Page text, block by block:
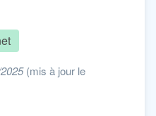
(mis à jour le